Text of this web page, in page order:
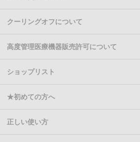
クーリングオフについて
高度管理医療機器販売許可について
ショップリスト
★初めての方へ
正しい使い方